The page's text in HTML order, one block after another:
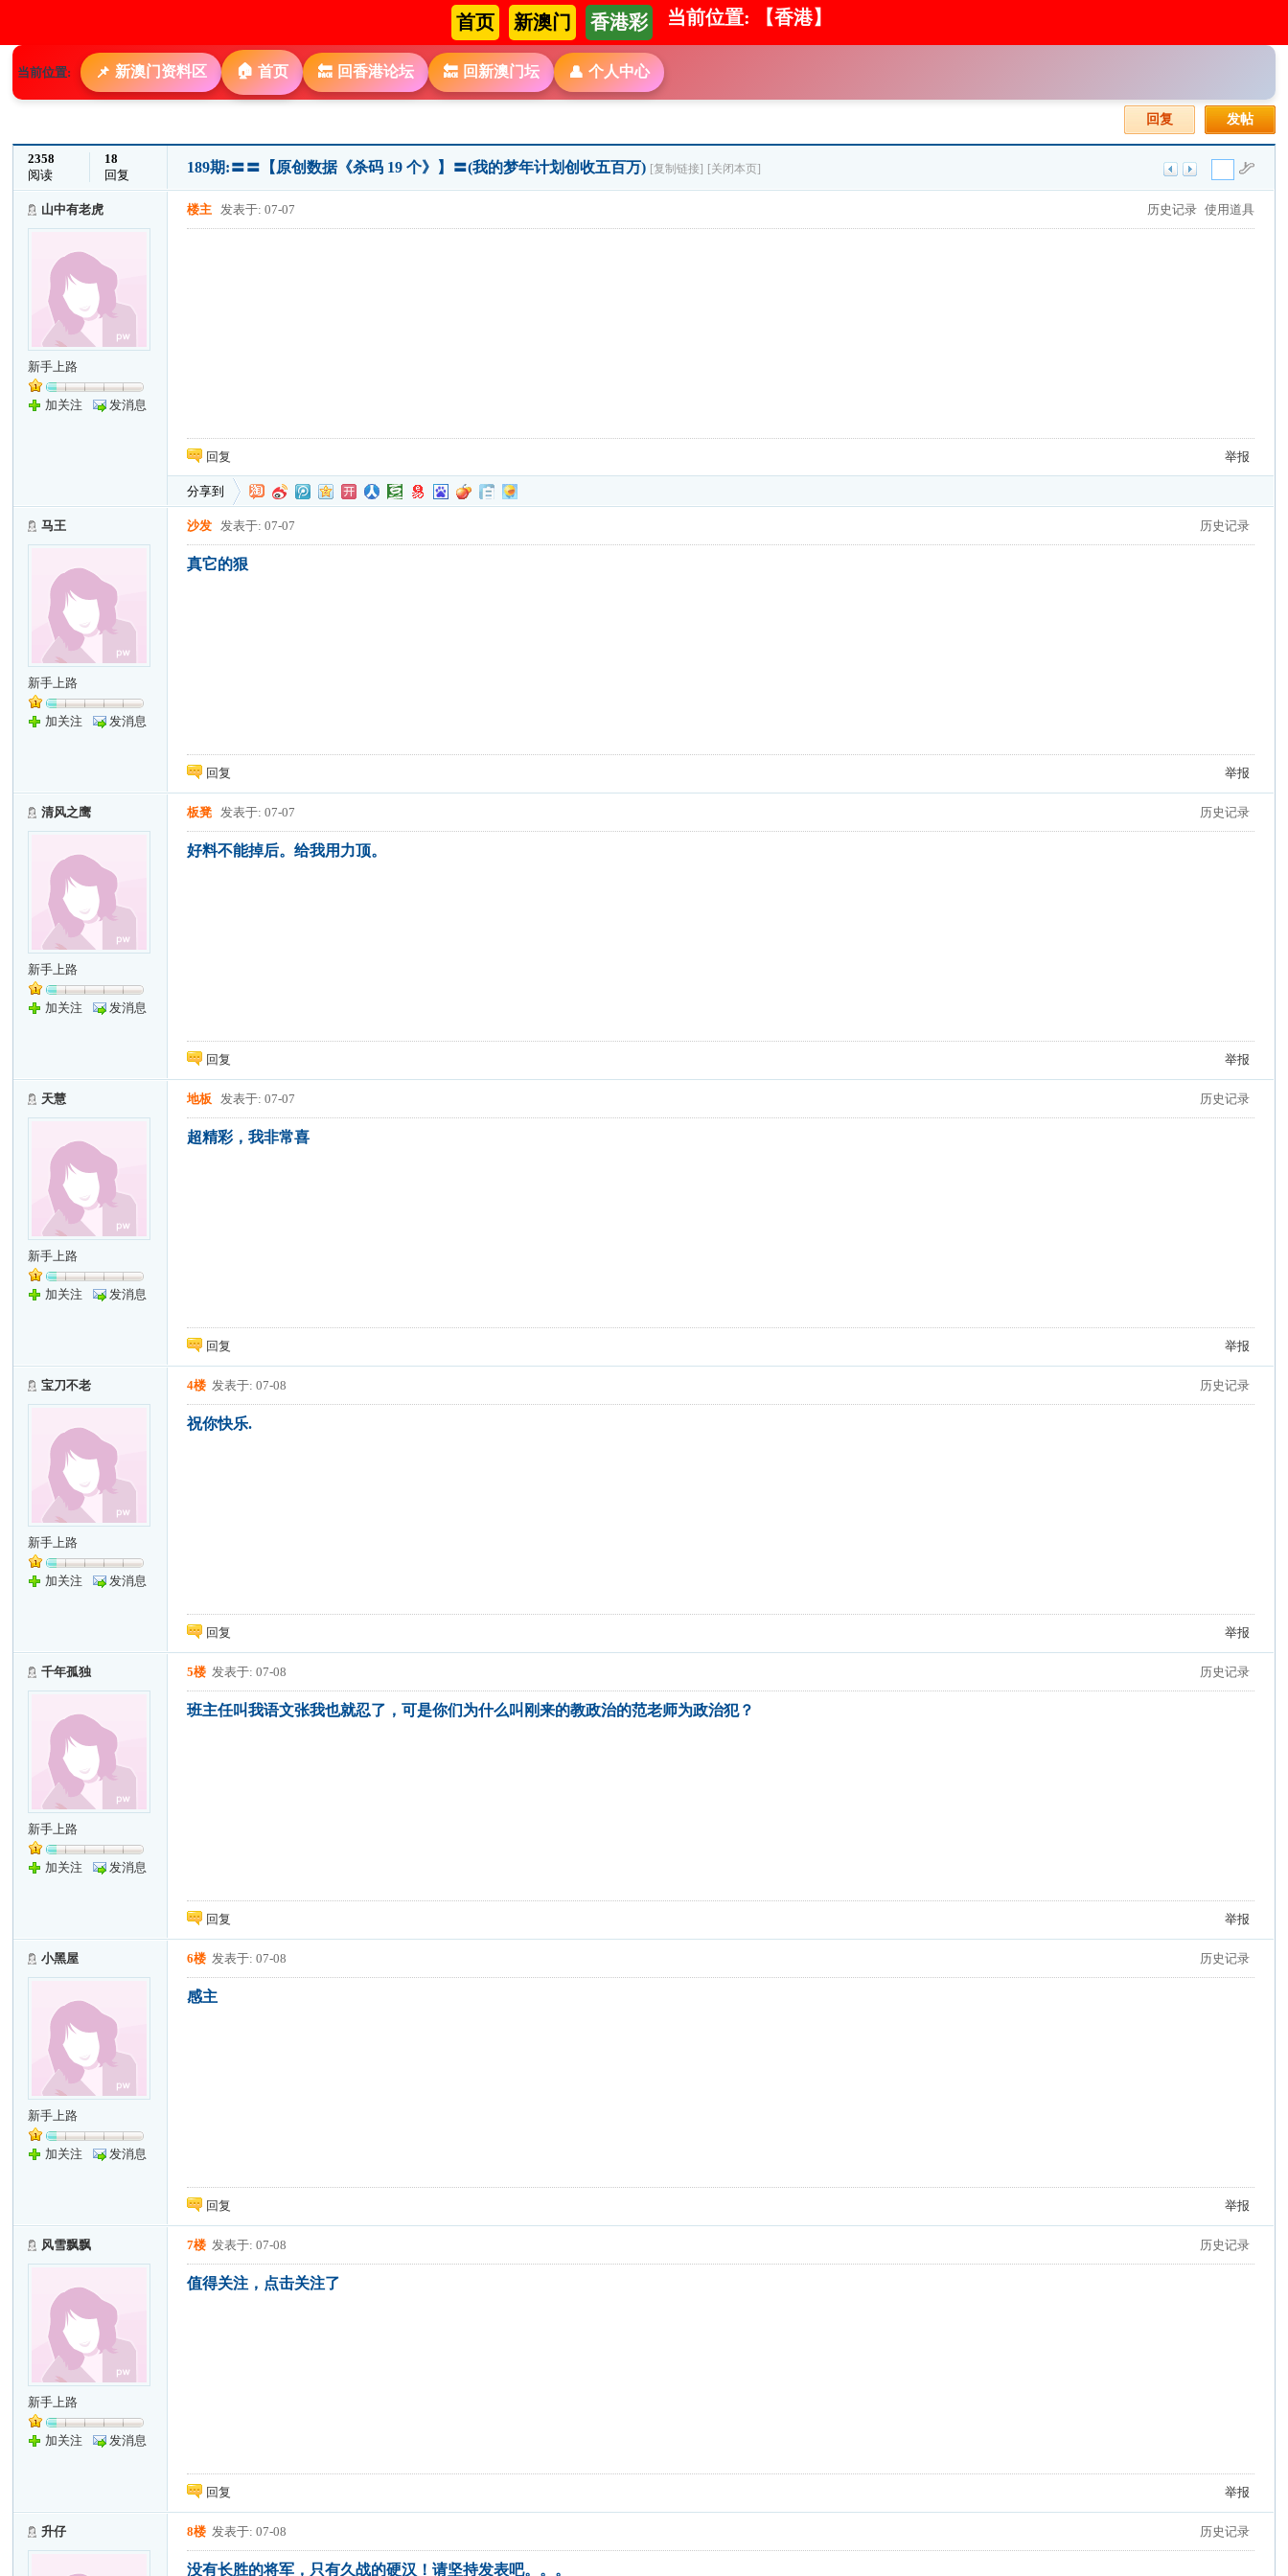
首页 新澳门 香港彩 当前位置: 【香港】
当前位置: 📌 新澳门资料区 🏠 首页 🔙 回香港论坛 🔙 回新澳门坛 👤 个人中心
发帖
回复
2358
阅读
18
回复
189期:〓〓【原创数据《杀码 19 个》】〓(我的梦年计划创收五百万) [复制链接] [关闭本页]
山中有老虎
新手上路
加关注 发消息
历史记录 使用道具
楼主 发表于: 07-07
回复 举报
分享到
马王
新手上路
加关注 发消息
历史记录
沙发 发表于: 07-07
真它的狠
回复 举报
清风之鹰
新手上路
加关注 发消息
历史记录
板凳 发表于: 07-07
好料不能掉后。给我用力顶。
回复 举报
天慧
新手上路
加关注 发消息
历史记录
地板 发表于: 07-07
超精彩，我非常喜
回复 举报
宝刀不老
新手上路
加关注 发消息
历史记录
4楼 发表于: 07-08
祝你快乐.
回复 举报
千年孤独
新手上路
加关注 发消息
历史记录
5楼 发表于: 07-08
班主任叫我语文张我也就忍了，可是你们为什么叫刚来的教政治的范老师为政治犯？
回复 举报
小黑屋
新手上路
加关注 发消息
历史记录
6楼 发表于: 07-08
感主
回复 举报
风雪飘飘
新手上路
加关注 发消息
历史记录
7楼 发表于: 07-08
值得关注，点击关注了
回复 举报
升仔 历史记录
8楼 发表于: 07-08
没有长胜的将军，只有久战的硬汉！请坚持发表吧。。。